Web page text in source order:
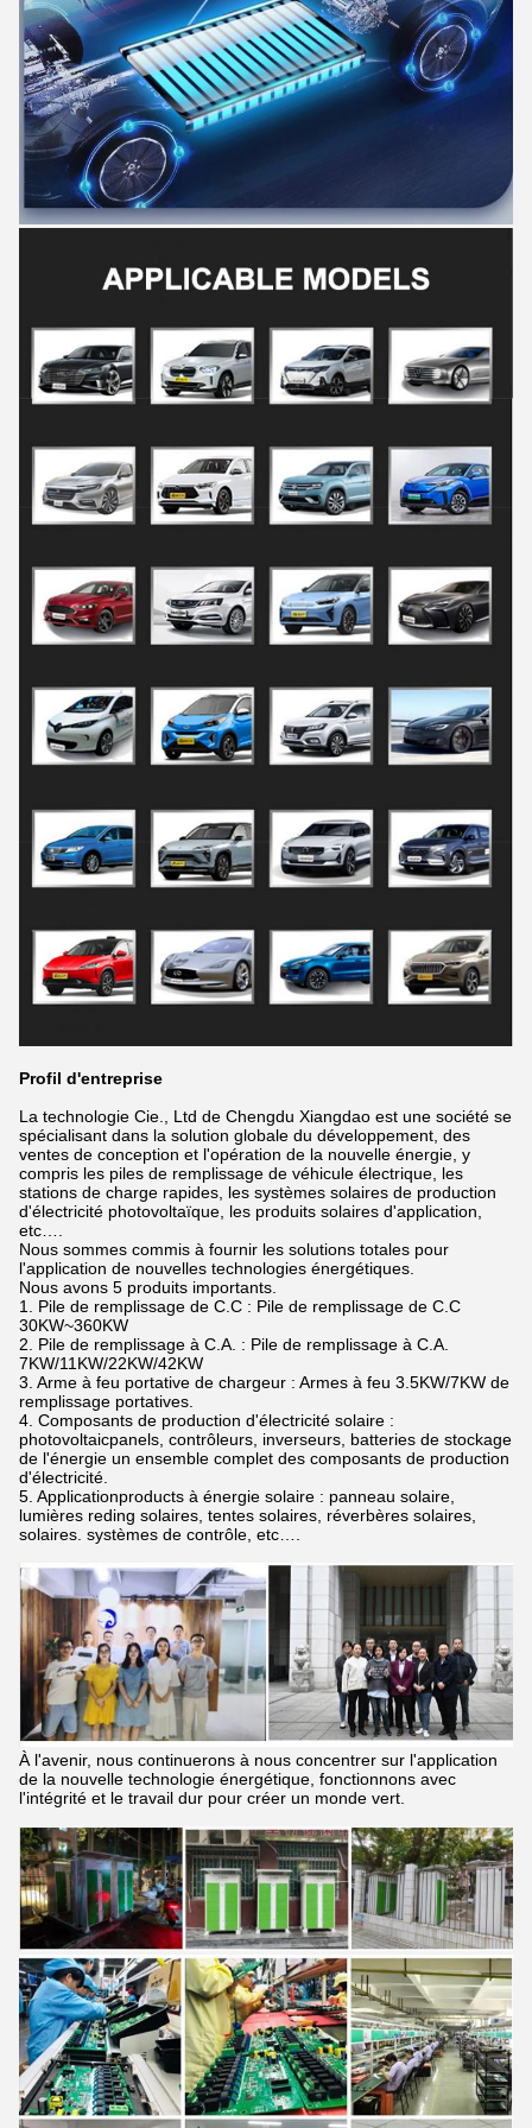
Profil d'entreprise
La technologie Cie., Ltd de Chengdu Xiangdao est une société se
spécialisant dans la solution globale du développement, des
ventes de conception et l'opération de la nouvelle énergie, y
compris les piles de remplissage de véhicule électrique, les
stations de charge rapides, les systèmes solaires de production
d'électricité photovoltaïque, les produits solaires d'application,
etc….
Nous sommes commis à fournir les solutions totales pour
l'application de nouvelles technologies énergétiques.
Nous avons 5 produits importants.
1. Pile de remplissage de C.C : Pile de remplissage de C.C
30KW~360KW
2. Pile de remplissage à C.A. : Pile de remplissage à C.A.
7KW/11KW/22KW/42KW
3. Arme à feu portative de chargeur : Armes à feu 3.5KW/7KW de
remplissage portatives.
4. Composants de production d'électricité solaire :
photovoltaicpanels, contrôleurs, inverseurs, batteries de stockage
de l'énergie un ensemble complet des composants de production
d'électricité.
5. Applicationproducts à énergie solaire : panneau solaire,
lumières reding solaires, tentes solaires, réverbères solaires,
solaires. systèmes de contrôle, etc….
À l'avenir, nous continuerons à nous concentrer sur l'application
de la nouvelle technologie énergétique, fonctionnons avec
l'intégrité et le travail dur pour créer un monde vert.